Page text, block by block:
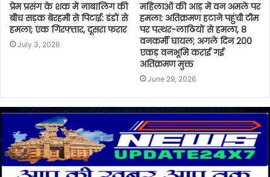
प्रेम प्रसंग के शक में नाबालिग की
बीच सड़क बेरहमी से पिटाई: डंडों से
हमला; एक गिरफ्तार, दूसरा फरार
July 3, 2026
महिलाओं की आड़ में वन अमले पर
हमला: अतिक्रमण हटाने पहुंची टीम
पर पत्थर-लाठियों से हमला, 8
वनकर्मी घायल; अगले दिन 200
एकड़ वनभूमि कराई गई
अतिक्रमण मुक्त
June 29, 2026